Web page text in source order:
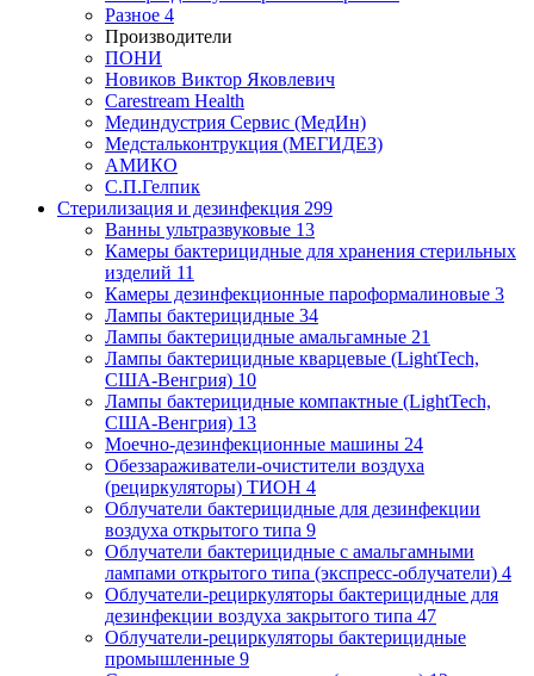
Разное 4
Производители
ПОНИ
Новиков Виктор Яковлевич
Carestream Health
Мединдустрия Сервис (МедИн)
Медстальконтрукция (МЕГИДЕЗ)
АМИКО
С.П.Гелпик
Стерилизация и дезинфекция 299
Ванны ультразвуковые 13
Камеры бактерицидные для хранения стерильных
изделий 11
Камеры дезинфекционные пароформалиновые 3
Лампы бактерицидные 34
Лампы бактерицидные амальгамные 21
Лампы бактерицидные кварцевые (LightTech,
США-Венгрия) 10
Лампы бактерицидные компактные (LightTech,
США-Венгрия) 13
Моечно-дезинфекционные машины 24
Обеззараживатели-очистители воздуха
(рециркуляторы) ТИОН 4
Облучатели бактерицидные для дезинфекции
воздуха открытого типа 9
Облучатели бактерицидные с амальгамными
лампами открытого типа (экспресс-облучатели) 4
Облучатели-рециркуляторы бактерицидные для
дезинфекции воздуха закрытого типа 47
Облучатели-рециркуляторы бактерицидные
промышленные 9